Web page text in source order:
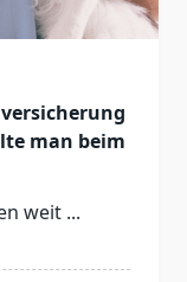
man beim
weit ...